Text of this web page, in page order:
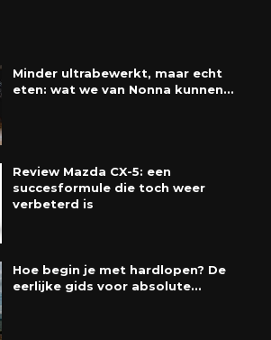
Minder ultrabewerkt, maar echt
eten: wat we van Nonna kunnen...
Review Mazda CX-5: een
succesformule die toch weer
verbeterd is
Hoe begin je met hardlopen? De
eerlijke gids voor absolute...